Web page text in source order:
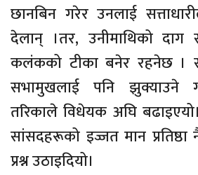
छानबिन गरेर उनलाई
देलान् ।तर, उनीमाथिको दाग
कलंकको टीका बनेर रहनेछ ।
सभामुखलाई पनि झुक्याउने
तरिकाले विधेयक अघि
सांसदहरूको इज्जत मान
प्रश्न उठाइदियो।